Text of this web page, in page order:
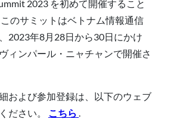
2023 を初めて開催すること
のサミットはベトナム情報通信
2023年8月28日から30日にかけ
ィンパール・ニャチャンで開催さ
および参加登録は、以下のウェブ
ださい。 こちら .